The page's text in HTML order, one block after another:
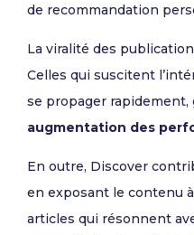
de recommandation
La viralité des
Celles qui suscitent
se propager rapidement,
augmentation des
En outre, Discover
en exposant le contenu
articles qui résonnent